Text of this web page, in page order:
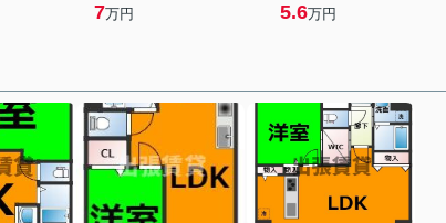
7万円 5.6万円